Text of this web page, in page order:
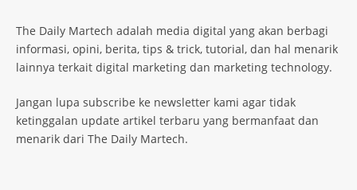
The Daily Martech adalah media digital yang akan berbagi
informasi, opini, berita, tips & trick, tutorial, dan hal menarik
lainnya terkait digital marketing dan marketing technology.
Jangan lupa subscribe ke newsletter kami agar tidak
ketinggalan update artikel terbaru yang bermanfaat dan
menarik dari The Daily Martech.